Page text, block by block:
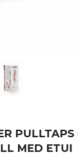
PULLTAPS
MED ETUI